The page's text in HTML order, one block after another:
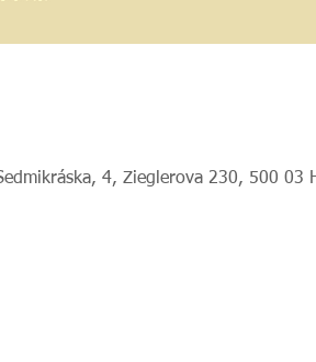
4, Zieglerova 230, 500 03